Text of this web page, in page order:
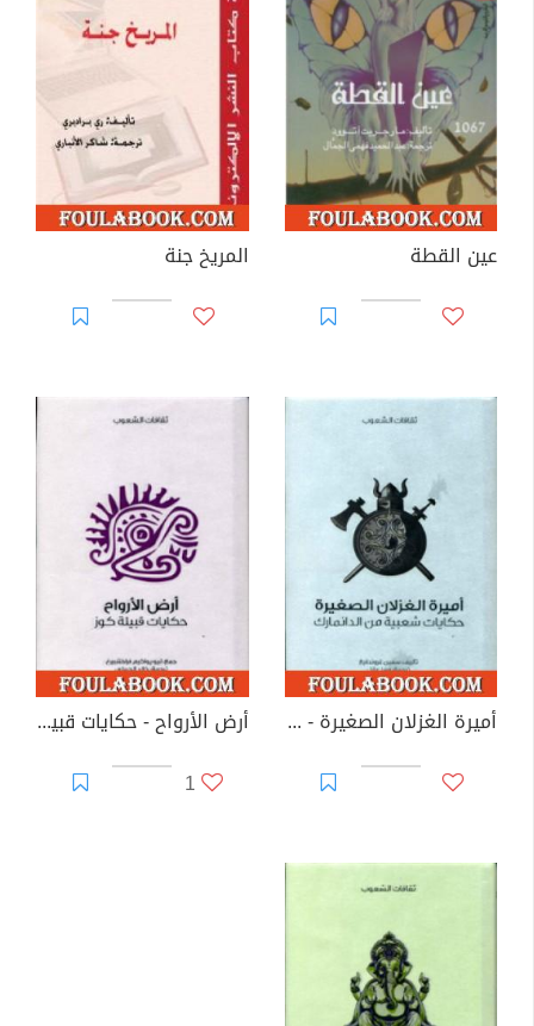
عين القطة المريخ جنة
أميرة الغزلان الصغيرة - حكايات شعبية من الدانمارك
أرض الأرواح - حكايات قبيلة كوز
1